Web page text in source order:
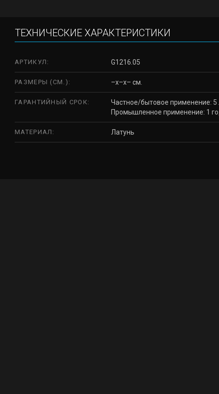
ТЕХНИЧЕСКИЕ ХАРАКТЕРИСТИКИ
АРТИКУЛ: G1216.05
РАЗМЕРЫ (СМ.): –x–x– см.
ГАРАНТИЙНЫЙ СРОК:
Частное/бытовое применение: 5
Промышленное применение: 1
МАТЕРИАЛ: Латунь